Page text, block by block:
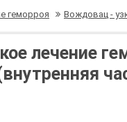
геморроя Вождовац -
лечение